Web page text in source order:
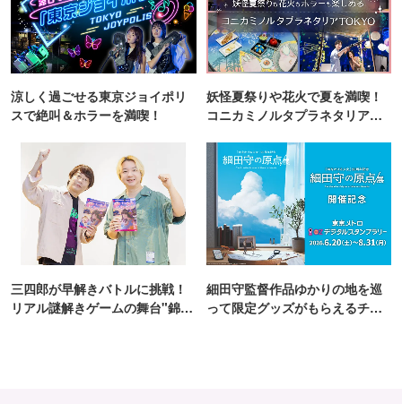
涼しく過ごせる東京ジョイポリ
スで絶叫＆ホラーを満喫！
妖怪夏祭りや花火で夏を満喫！
コニカミノルタプラネタリア
三四郎が早解きバトルに挑戦！
リアル謎解きゲームの舞台"錦糸
細田守監督作品ゆかりの地を巡
って限定グッズがもらえるチャ